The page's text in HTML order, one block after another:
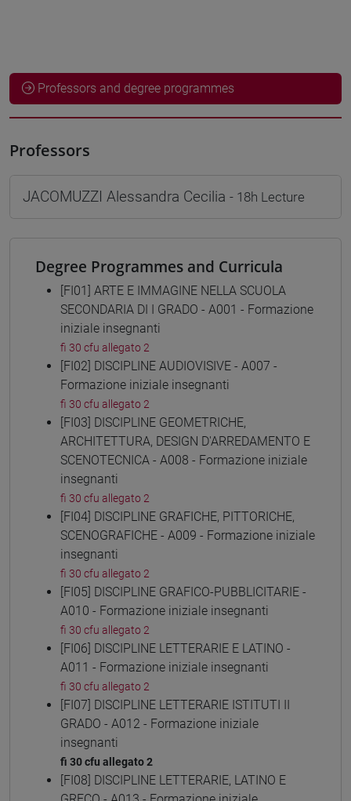
Professors and degree programmes
Professors
JACOMUZZI Alessandra Cecilia - 18h Lecture
Degree Programmes and Curricula
[FI01] ARTE E IMMAGINE NELLA SCUOLA
SECONDARIA DI I GRADO - A001 - Formazione
iniziale insegnanti
fi 30 cfu allegato 2
[FI02] DISCIPLINE AUDIOVISIVE - A007 -
Formazione iniziale insegnanti
fi 30 cfu allegato 2
[FI03] DISCIPLINE GEOMETRICHE,
ARCHITETTURA, DESIGN D'ARREDAMENTO E
SCENOTECNICA - A008 - Formazione iniziale
insegnanti
fi 30 cfu allegato 2
[FI04] DISCIPLINE GRAFICHE, PITTORICHE,
SCENOGRAFICHE - A009 - Formazione iniziale
insegnanti
fi 30 cfu allegato 2
[FI05] DISCIPLINE GRAFICO-PUBBLICITARIE -
A010 - Formazione iniziale insegnanti
fi 30 cfu allegato 2
[FI06] DISCIPLINE LETTERARIE E LATINO -
A011 - Formazione iniziale insegnanti
fi 30 cfu allegato 2
[FI07] DISCIPLINE LETTERARIE ISTITUTI II
GRADO - A012 - Formazione iniziale
insegnanti
fi 30 cfu allegato 2
[FI08] DISCIPLINE LETTERARIE, LATINO E